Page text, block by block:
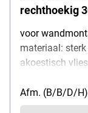
rechthoekig
voor
materiaal:
akoestisch
Afm. (B/B/D/